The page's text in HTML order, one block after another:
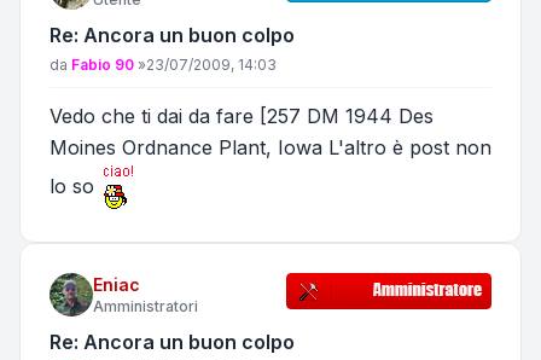
Re: Ancora un buon colpo
Messaggio
da Fabio 90 »23/07/2009, 14:03
Vedo che ti dai da fare [257 DM 1944 Des
Moines Ordnance Plant, Iowa L'altro è post non
lo so
Eniac
Amministratori
Re: Ancora un buon colpo